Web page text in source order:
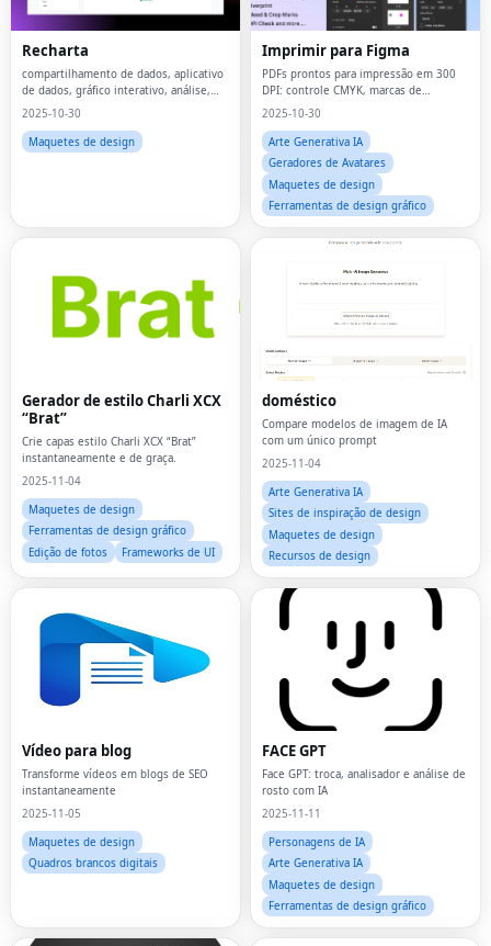
Recharta
compartilhamento de dados, aplicativo
de dados, gráfico interativo, análise,
dados ao vivo
2025-10-30
Maquetes de design
Imprimir para Figma
PDFs prontos para impressão em 300
DPI: controle CMYK, marcas de
sangramento e corte, cores
2025-10-30
Arte Generativa IA
Geradores de Avatares
Maquetes de design
Ferramentas de design gráfico
Gerador de estilo Charli XCX
“Brat”
Crie capas estilo Charli XCX “Brat”
instantaneamente e de graça.
2025-11-04
Maquetes de design
Ferramentas de design gráfico
Edição de fotos
Frameworks de UI
doméstico
Compare modelos de imagem de IA
com um único prompt
2025-11-04
Arte Generativa IA
Sites de inspiração de design
Maquetes de design
Recursos de design
Vídeo para blog
Transforme vídeos em blogs de SEO
instantaneamente
2025-11-05
Maquetes de design
Quadros brancos digitais
FACE GPT
Face GPT: troca, analisador e análise de
rosto com IA
2025-11-11
Personagens de IA
Arte Generativa IA
Maquetes de design
Ferramentas de design gráfico